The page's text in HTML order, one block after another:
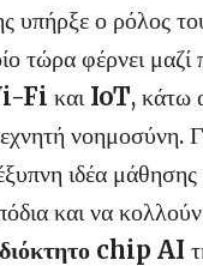
υπήρξε ο ρόλος
τώρα φέρνει
Fi και IoT, κάτω
νοημοσύνη.
ιδέα μάθησης
και να
chip AI